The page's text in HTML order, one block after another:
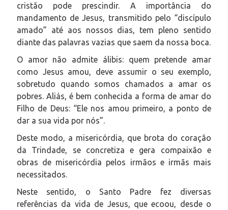
cristão pode prescindir. A importância do
mandamento de Jesus, transmitido pelo “discípulo
amado” até aos nossos dias, tem pleno sentido
diante das palavras vazias que saem da nossa boca.
O amor não admite álibis: quem pretende amar
como Jesus amou, deve assumir o seu exemplo,
sobretudo quando somos chamados a amar os
pobres. Aliás, é bem conhecida a forma de amar do
Filho de Deus: “Ele nos amou primeiro, a ponto de
dar a sua vida por nós”.
Deste modo, a misericórdia, que brota do coração
da Trindade, se concretiza e gera compaixão e
obras de misericórdia pelos irmãos e irmãs mais
necessitados.
Neste sentido, o Santo Padre fez diversas
referências da vida de Jesus, que ecoou, desde o